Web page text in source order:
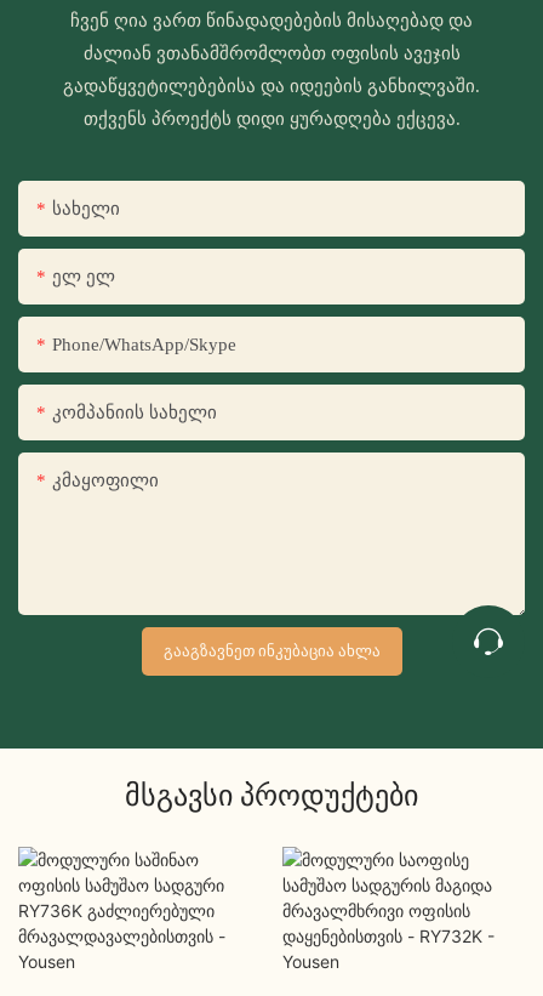
ჩვენ ღია ვართ წინადადებების მისაღებად და
ძალიან ვთანამშრომლობთ ოფისის ავეჯის
გადაწყვეტილებებისა და იდეების განხილვაში.
თქვენს პროექტს დიდი ყურადღება ექცევა.
Სახელი
Ელ Ელ
Phone/WhatsApp/Skype
Კომპანიის Სახელი
Კმაყოფილი
ᲒᲐᲐᲒᲖᲐᲕᲜᲔᲗ ᲘᲜᲙᲣᲑᲐᲪᲘᲐ ᲐᲮᲚᲐ
Მსგავსი Პროდუქტები